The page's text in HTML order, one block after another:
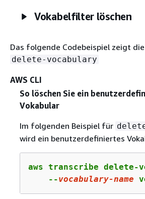
Vokabelfilter löschen
Das folgende Codebeispiel zeigt
delete-vocabulary
AWS CLI
So löschen Sie ein
Vokabular
Im folgenden Beispiel für
wird ein benutzerdefiniertes
aws transcribe delete-
    --
vocabulary-name